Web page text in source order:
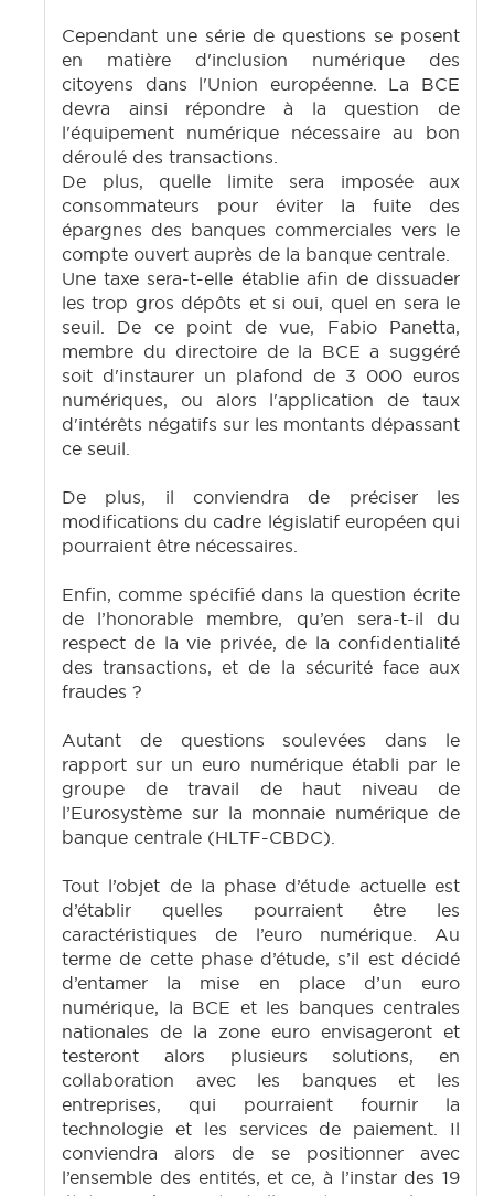
Cependant une série de questions se posent
en matière d'inclusion numérique des
citoyens dans l'Union européenne. La BCE
devra ainsi répondre à la question de
l'équipement numérique nécessaire au bon
déroulé des transactions.
De plus, quelle limite sera imposée aux
consommateurs pour éviter la fuite des
épargnes des banques commerciales vers le
compte ouvert auprès de la banque centrale.
Une taxe sera-t-elle établie afin de dissuader
les trop gros dépôts et si oui, quel en sera le
seuil. De ce point de vue, Fabio Panetta,
membre du directoire de la BCE a suggéré
soit d'instaurer un plafond de 3 000 euros
numériques, ou alors l'application de taux
d'intérêts négatifs sur les montants dépassant
ce seuil.
De plus, il conviendra de préciser les
modifications du cadre législatif européen qui
pourraient être nécessaires.
Enfin, comme spécifié dans la question écrite
de l’honorable membre, qu’en sera-t-il du
respect de la vie privée, de la confidentialité
des transactions, et de la sécurité face aux
fraudes ?
Autant de questions soulevées dans le
rapport sur un euro numérique établi par le
groupe de travail de haut niveau de
l’Eurosystème sur la monnaie numérique de
banque centrale (HLTF-CBDC).
Tout l’objet de la phase d’étude actuelle est
d’établir quelles pourraient être les
caractéristiques de l’euro numérique. Au
terme de cette phase d’étude, s’il est décidé
d’entamer la mise en place d’un euro
numérique, la BCE et les banques centrales
nationales de la zone euro envisageront et
testeront alors plusieurs solutions, en
collaboration avec les banques et les
entreprises, qui pourraient fournir la
technologie et les services de paiement. Il
conviendra alors de se positionner avec
l’ensemble des entités, et ce, à l’instar des 19